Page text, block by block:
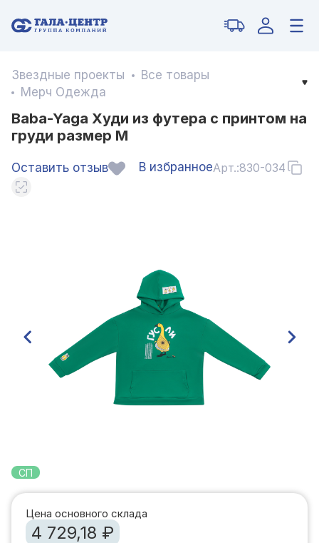
Звездные проекты
Все товары
Мерч Одежда
Baba-Yaga Худи из футера с принтом на
груди размер M
Оставить отзыв В избранноеАрт.:830-034
СП
Цена основного склада
4 729,18 ₽